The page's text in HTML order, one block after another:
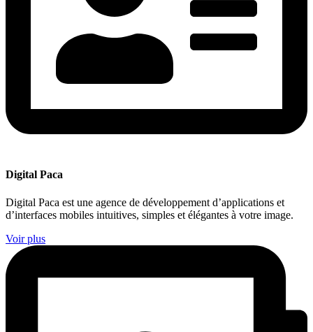
Digital Paca
Digital Paca est une agence de développement d’applications et
d’interfaces mobiles intuitives, simples et élégantes à votre image.
Voir plus